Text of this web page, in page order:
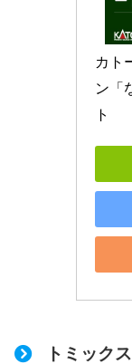
カト
ン「
ト
トミック